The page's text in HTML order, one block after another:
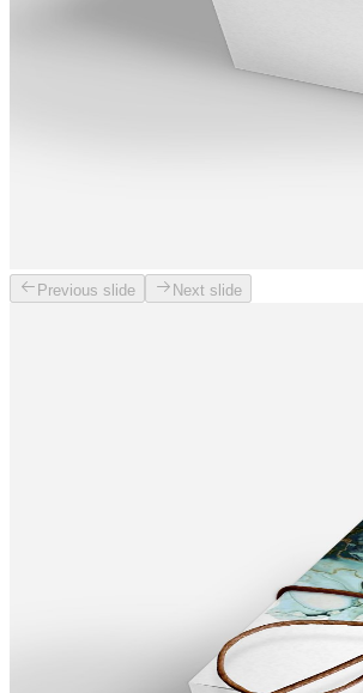
Previous slide Next slide